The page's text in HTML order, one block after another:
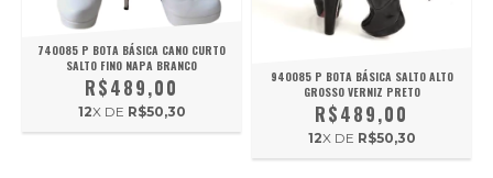
740085 P BOTA BÁSICA CANO CURTO
SALTO FINO NAPA BRANCO
R$489,00
12X DE R$50,30
940085 P BOTA BÁSICA SALTO ALTO
GROSSO VERNIZ PRETO
R$489,00
12X DE R$50,30